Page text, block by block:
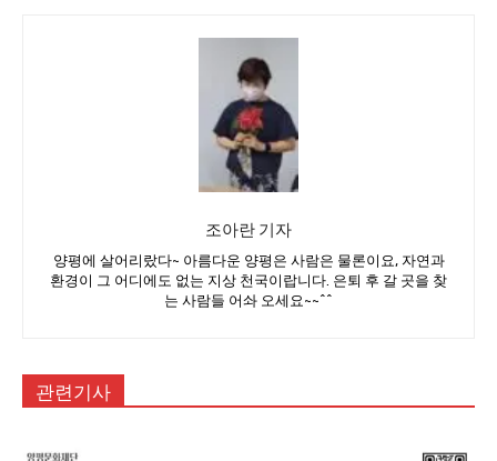
조아란 기자
양평에 살어리랐다~ 아름다운 양평은 사람은 물론이요, 자연과
환경이 그 어디에도 없는 지상 천국이랍니다. 은퇴 후 갈 곳을 찾
는 사람들 어솨 오세요~~^^
관련기사